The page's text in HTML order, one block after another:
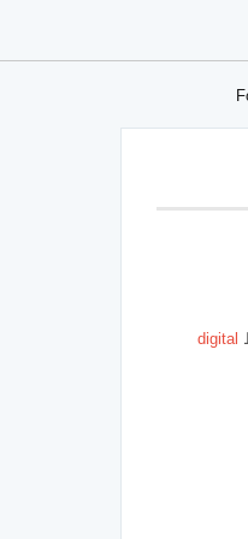
digital